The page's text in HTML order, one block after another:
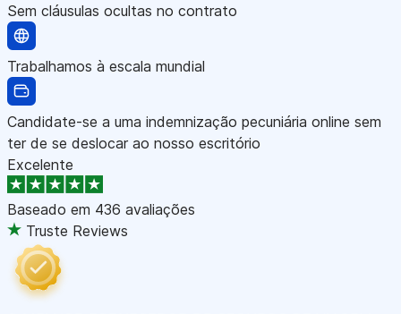
Sem cláusulas ocultas no contrato
Trabalhamos à escala mundial
Candidate-se a uma indemnização pecuniária online sem
ter de se deslocar ao nosso escritório
Excelente
Baseado em 436 avaliações
Truste Reviews